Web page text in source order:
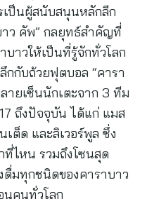
เป็นผู้สนับสนุนหลักลีก
าว คัพ” กลยุทธ์สำคัญที่
าวให้เป็นที่รู้จักทั่วโลก
กกับถ้วยฟุตบอล “คารา
ายเซ็นนักเตะจาก 3 ทีม
ถึงปัจจุบัน ได้แก่ แมส
เต็ด และลิเวอร์พูล ซึ่ง
ไหน รวมถึงโซนสุด
ดื่มทุกชนิดของคาราบาว
นคนทั่วโลก